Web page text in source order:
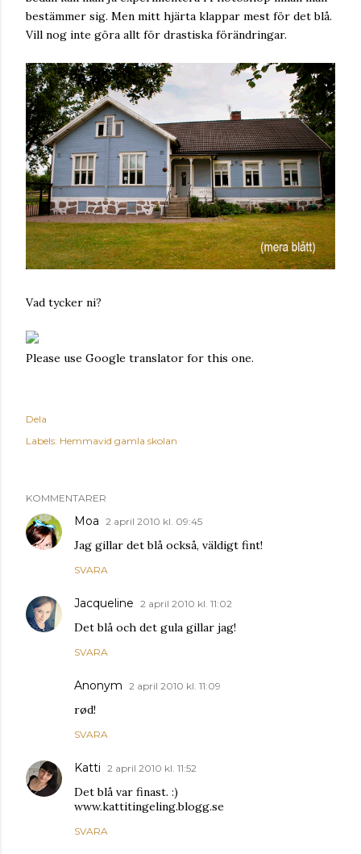
bestämmer sig. Men mitt hjärta klappar mest för det blå.
Vill nog inte göra allt för drastiska förändringar.
Vad tycker ni?
Please use Google translator for this one.
Dela
Labels: Hemmavid gamla skolan
KOMMENTARER
Moa 2 april 2010 kl. 09:45
Jag gillar det blå också, väldigt fint!
SVARA
Jacqueline 2 april 2010 kl. 11:02
Det blå och det gula gillar jag!
SVARA
Anonym 2 april 2010 kl. 11:09
rød!
SVARA
Katti 2 april 2010 kl. 11:52
Det blå var finast. :)
www.kattitingeling.blogg.se
SVARA